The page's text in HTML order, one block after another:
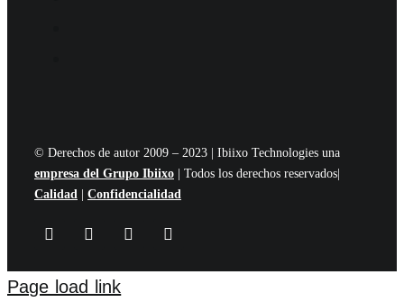
© Derechos de autor 2009 – 2023 | Ibiixo Technologies una
empresa del Grupo Ibiixo| Todos los derechos reservados|
Calidad| Confidencialidad
Page load link